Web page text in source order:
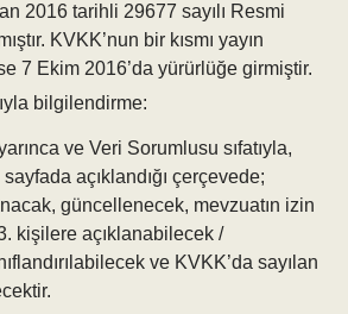
2016 tarihli 29677 sayılı Resmi
KVKK’nun bir kısmı yayın
7 Ekim 2016’da yürürlüğe girmiştir.
bilgilendirme:
ve Veri Sorumlusu sıfatıyla,
açıklandığı çerçevede;
güncellenecek, mevzuatın izin
kişilere açıklanabilecek /
ve KVKK’da sayılan